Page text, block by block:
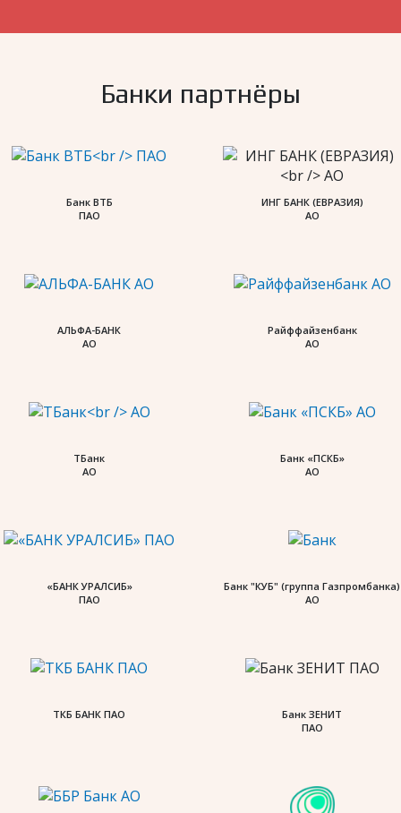
Банки партнёры
Банк ВТБ
ПАО
ИНГ БАНК (ЕВРАЗИЯ)
АО
АЛЬФА-БАНК
АО
Райффайзенбанк
АО
ТБанк
АО
Банк «ПСКБ»
АО
«БАНК УРАЛСИБ»
ПАО
Банк "КУБ" (группа Газпромбанка)
АО
ТКБ БАНК ПАО
Банк ЗЕНИТ
ПАО